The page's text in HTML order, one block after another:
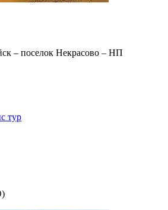
– поселок Некрасово – НП
тур